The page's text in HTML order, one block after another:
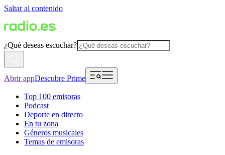
Saltar al contenido
¿Qué deseas escuchar?
Abrir appDescubre Prime
Top 100 emisoras
Podcast
Deporte en directo
En tu zona
Géneros musicales
Temas de emisoras